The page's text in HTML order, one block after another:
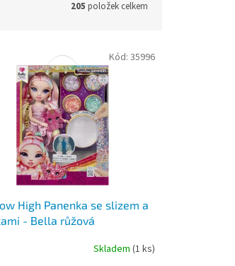
205 položek celkem
High Panenka se slizem a
- Bella růžová
Skladem (1 ks)
Kód: 35996